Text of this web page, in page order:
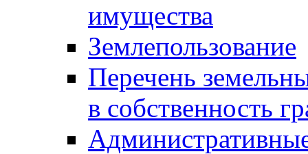
имущества
Землепользование
Перечень
в собственность